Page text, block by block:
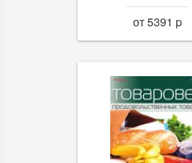
от 5391 p